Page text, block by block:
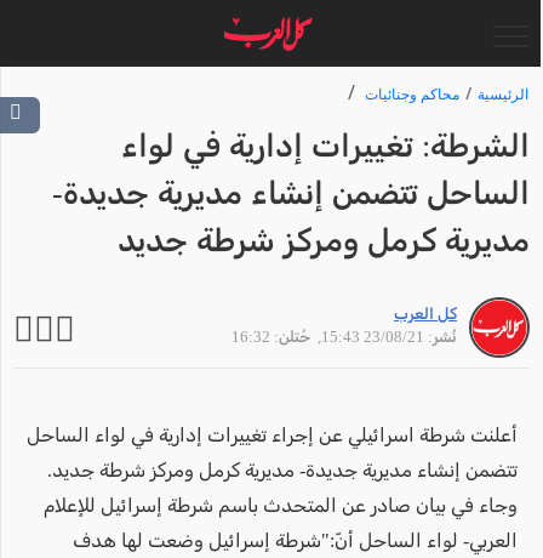
الرئيسية محاكم وجنائيات
الشرطة: تغييرات إدارية في لواء
الساحل تتضمن إنشاء مديرية جديدة-
مديرية كرمل ومركز شرطة جديد
كل العرب
نُشر: 23/08/21 15:43
, حُتلن: 16:32
أعلنت شرطة اسرائيلي عن إجراء تغييرات إدارية في لواء الساحل
تتضمن إنشاء مديرية جديدة- مديرية كرمل ومركز شرطة جديد.
وجاء في بيان صادر عن المتحدث باسم شرطة إسرائيل للإعلام
العربي- لواء الساحل أنّ:"شرطة إسرائيل وضعت لها هدف